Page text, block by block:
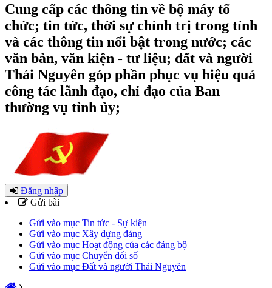
Cung cấp các thông tin về bộ máy tổ
chức; tin tức, thời sự chính trị trong tỉnh
và các thông tin nổi bật trong nước; các
văn bản, văn kiện - tư liệu; đất và người
Thái Nguyên góp phần phục vụ hiệu quả
công tác lãnh đạo, chỉ đạo của Ban
thường vụ tỉnh ủy;
Đăng nhập
Gửi bài
Gửi vào mục Tin tức - Sự kiện
Gửi vào mục Xây dựng đảng
Gửi vào mục Hoạt động của các đảng bộ
Gửi vào mục Chuyển đổi số
Gửi vào mục Đất và người Thái Nguyên